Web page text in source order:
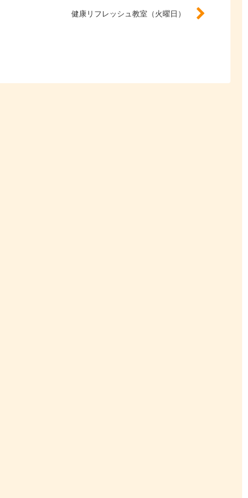
健康リフレッシュ教室（火曜日）